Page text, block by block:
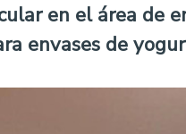
en el área de
envases de